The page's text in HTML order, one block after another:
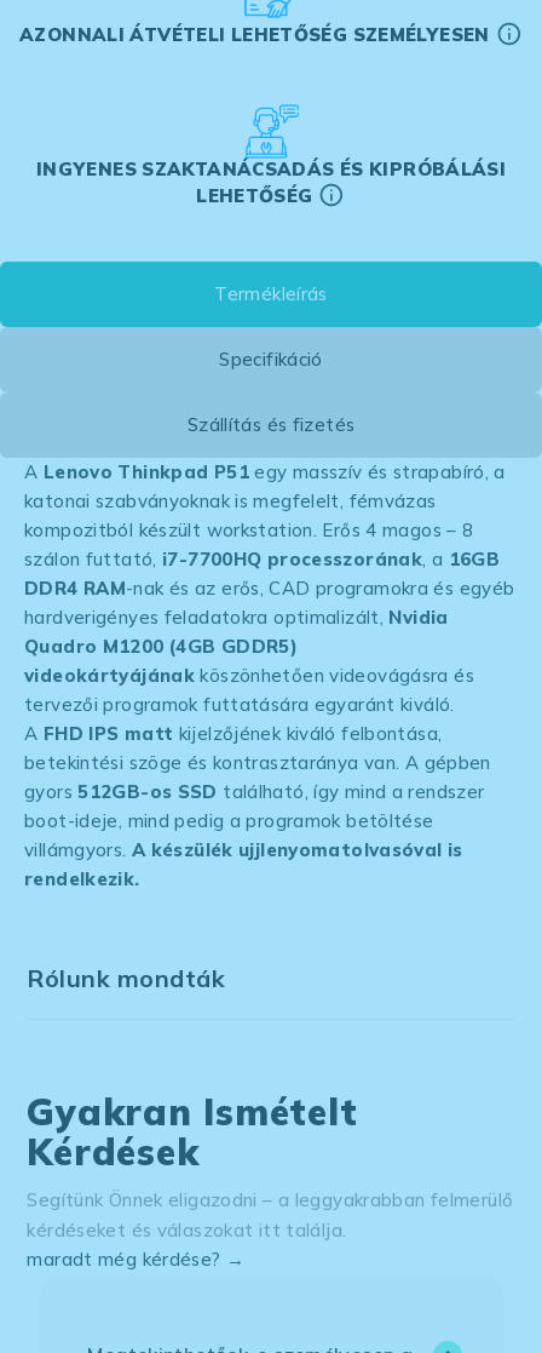
AZONNALI ÁTVÉTELI LEHETŐSÉG SZEMÉLYESEN
INGYENES SZAKTANÁCSADÁS ÉS KIPRÓBÁLÁSI
LEHETŐSÉG
Termékleírás
Specifikáció
Szállítás és fizetés
A Lenovo Thinkpad P51egy masszív és strapabíró, a
katonai szabványoknak is megfelelt, fémvázas
kompozitból készült workstation. Erős 4 magos – 8
szálon futtató, i7-7700HQ processzorának , a 16GB
DDR4 RAM-nak és az erős, CAD programokra és egyéb
hardverigényes feladatokra optimalizált, Nvidia
Quadro M1200 (4GB GDDR5)
videokártyájának köszönhetően videovágásra és
tervezői programok futtatására egyaránt kiváló.
A FHD IPS matt kijelzőjének kiváló felbontása,
betekintési szöge és kontrasztaránya van. A gépben
gyors 512GB-os SSD található, így mind a rendszer
boot-ideje, mind pedig a programok betöltése
villámgyors. A készülék ujjlenyomatolvasóval is
rendelkezik.
Rólunk mondták
Gyakran Ismételt
Kérdések
Segítünk Önnek eligazodni – a leggyakrabban felmerülő
kérdéseket és válaszokat itt találja.
maradt még kérdése? →